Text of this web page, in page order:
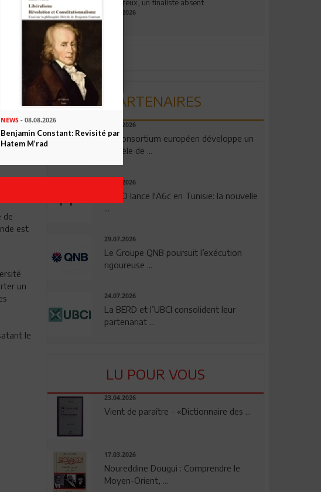
de
est
un
le
valeureux, un finaliste absent
19.07.2026
PARTENAIRES
06.08.2026
Un consortium européen développe un
modèle de ...
04.08.2026
OPPO lance l'A6c en Tunisie: la nouvelle
29.07.2026
Le Groupe QNB poursuit l’exécution
rigoureuse ...
24.07.2026
La BERD et l’UBCI consolident leur
partenariat ...
LU POUR VOUS
23.04.2026
Vient de paraître - «Dictionnaire des ...
17.03.2026
Noureddine Dougui : Comprendre le
Moyen-Orient, ...
NEWS- 08.08.2026
Benjamin Constant: Revisité par
Hatem M’rad